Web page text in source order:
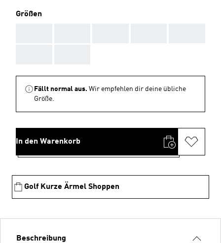
Größen
Fällt normal aus. Wir empfehlen dir deine übliche
Größe.
In den Warenkorb
Golf Kurze Ärmel Shoppen
Beschreibung